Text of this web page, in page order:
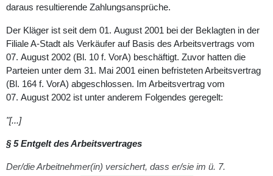
daraus resultierende Zahlungsansprüche.
Der Kläger ist seit dem 01. August 2001 bei der Beklagten in der
Filiale A-Stadt als Verkäufer auf Basis des Arbeitsvertrags vom
07. August 2002 (Bl. 10 f. VorA) beschäftigt. Zuvor hatten die
Parteien unter dem 31. Mai 2001 einen befristeten Arbeitsvertrag
(Bl. 164 f. VorA) abgeschlossen. Im Arbeitsvertrag vom
07. August 2002 ist unter anderem Folgendes geregelt:
"[...]
§ 5 Entgelt des Arbeitsvertrages
Der/die Arbeitnehmer(in) versichert, dass er/sie im ü. 7.